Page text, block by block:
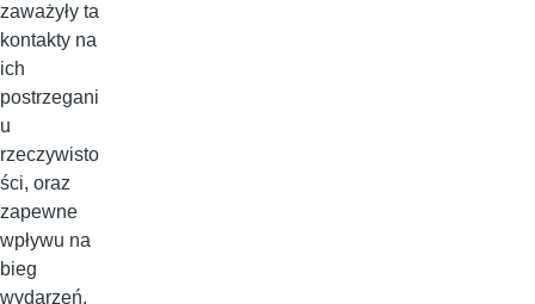
zaważyły ta
kontakty na
ich
postrzegani
u
rzeczywisto
ści, oraz
zapewne
wpływu na
bieg
wydarzeń.